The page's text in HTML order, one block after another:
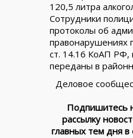
120,5 литра
Сотрудники
протоколы об
правонарушениях
ст. 14.16 КоАП РФ,
переданы в
Деловое
Подпишитесь
рассылку
главных тем дня